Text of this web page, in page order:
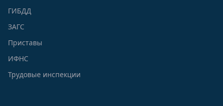
ГИБДД
ЗАГС
Приставы
ИФНС
Трудовые инспекции